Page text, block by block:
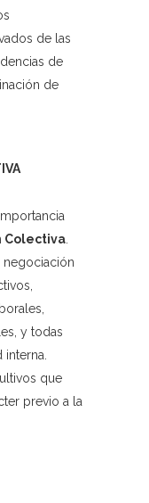
de las
de
de
Colectiva
negociación
y todas
que
previo a la